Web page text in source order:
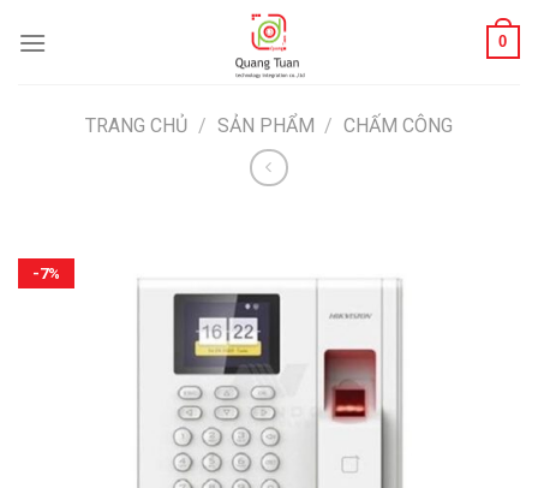
qua
0
TRANG CHỦ / SẢN PHẨM / CHẤM CÔNG
-7%